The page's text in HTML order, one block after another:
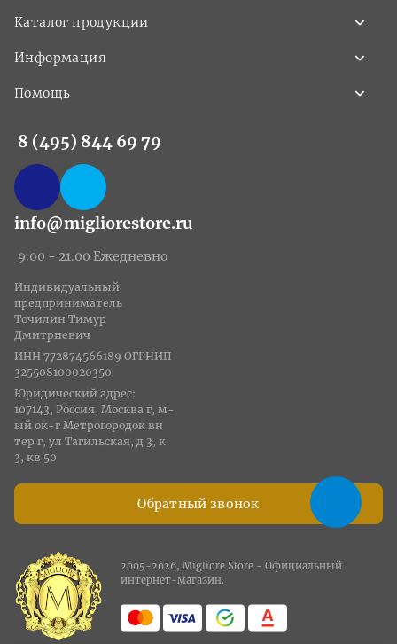
Каталог продукции
Информация
Помощь
8 (495) 844 69 79
info@migliorestore.ru
9.00 - 21.00 Ежедневно
Обратный звонок
Индивидуальный
предприниматель
Точилин Тимур
Дмитриевич
ИНН 772874566189 ОГРНИП
325508100020350
Юридический адрес:
107143, Россия, Москва г, м-
ый ок-г Метрогородок вн
тер г, ул Тагильская, д 3, к
3, кв 50
2005-2026, Migliore Store - Официальный
интернет-магазин.